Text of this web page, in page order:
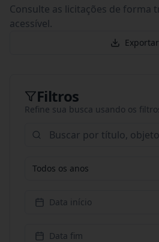
Consulte as licitações de forma
acessível.
Exportar
Filtros
Refine sua busca usando os
Todos os anos
Data início
Data fim